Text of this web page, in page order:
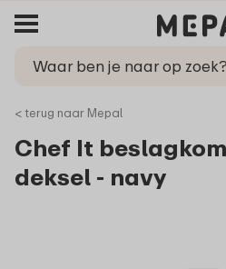
< terug naar Mepal
Chef It
deksel - navy